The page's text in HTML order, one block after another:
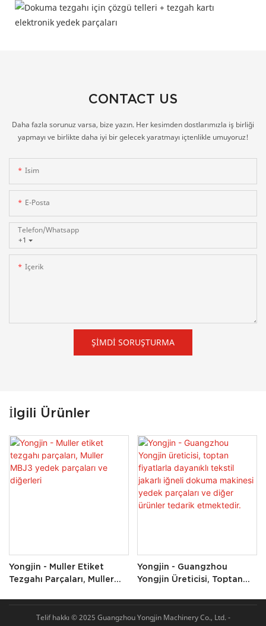
CONTACT US
Daha fazla sorunuz varsa, bize yazın. Her kesimden dostlarımızla iş birliği
yapmayı ve birlikte daha iyi bir gelecek yaratmayı içtenlikle umuyoruz!
Isim
E-Posta
+1
Telefon/whatsapp
Içerik
ŞIMDI SORUŞTURMA
İlgili Ürünler
Yongjin - Muller Etiket
Tezgahı Parçaları, Muller
Yongjin - Guangzhou
Yongjin Üreticisi, Toptan
Makinesi Yedek Parçaları Ve
Telif hakkı © 2025 Guangzhou Yongjin Machinery Co., Ltd. -